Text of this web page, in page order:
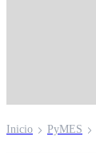
Inicio PyMES